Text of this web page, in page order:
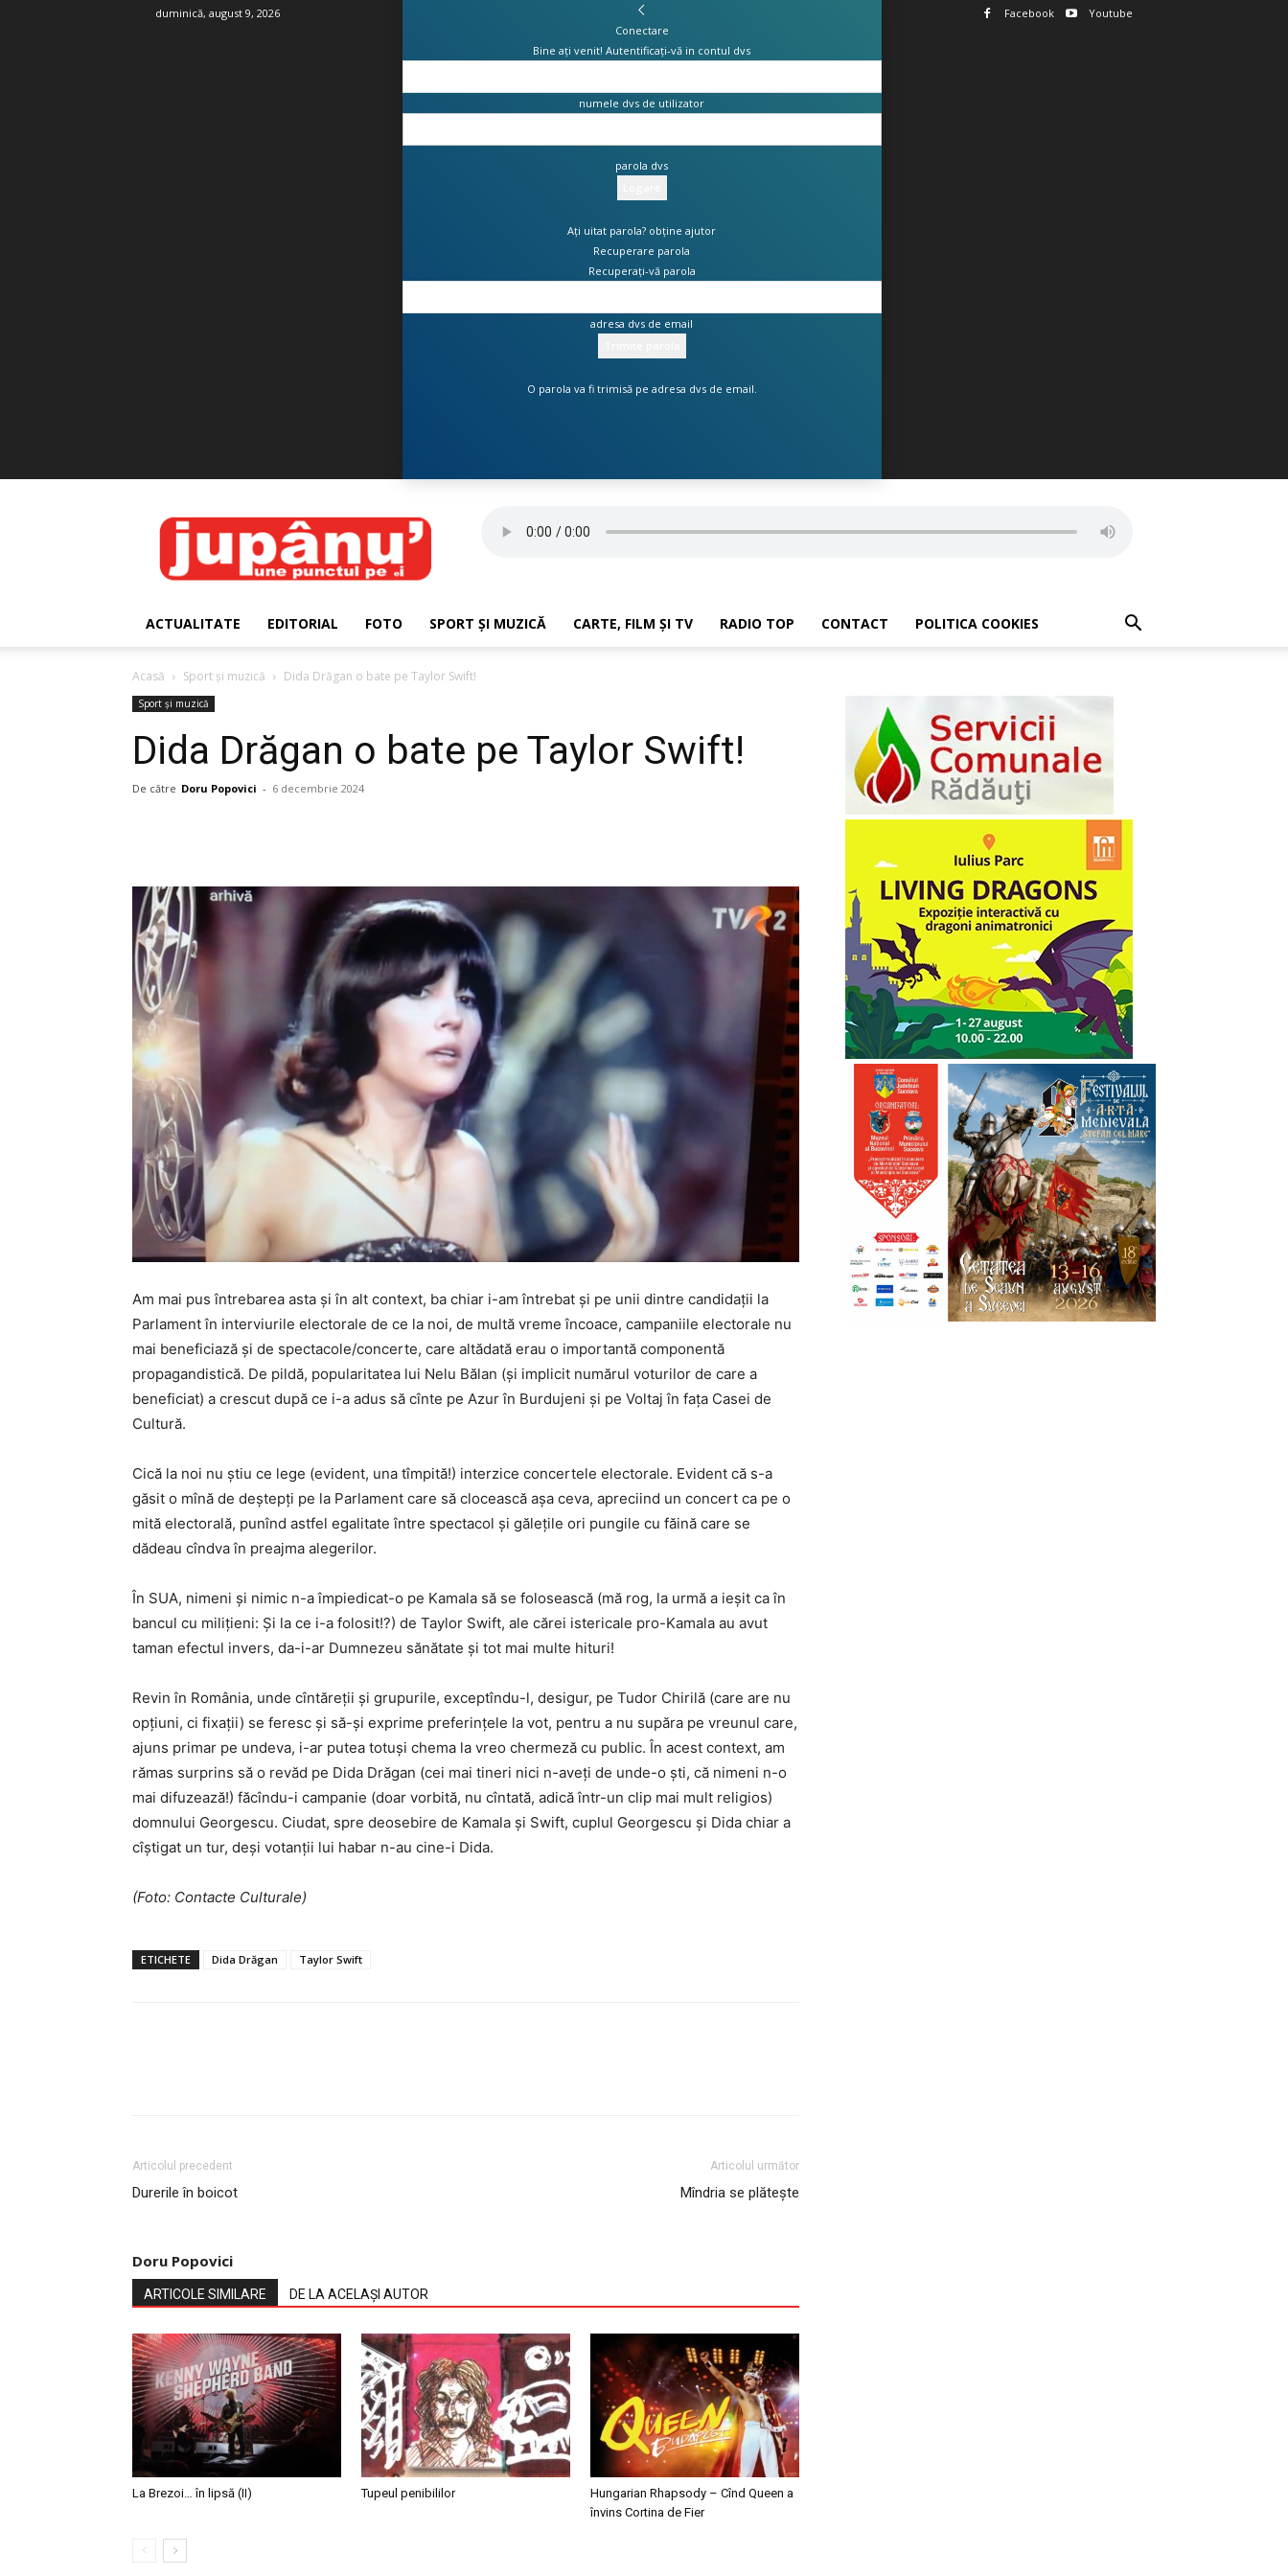
duminică, august 9, 2026 Facebook
Youtube
Conectare
Bine ați venit! Autentificați-vă in contul dvs
numele dvs de utilizator
parola dvs
Ați uitat parola? obține ajutor
Recuperare parola
Recuperați-vă parola
adresa dvs de email
O parola va fi trimisă pe adresa dvs de email.
JUPÂNU'
ACTUALITATE EDITORIAL FOTO SPORT ȘI MUZICĂ CARTE, FILM ȘI TV RADIO TOP CONTACT POLITICA COOKIES
Acasă Sport și muzică Dida Drăgan o bate pe Taylor Swift!
Sport și muzică
Dida Drăgan o bate pe Taylor Swift!
De către Doru Popovici - 6 decembrie 2024
Am mai pus întrebarea asta și în alt context, ba chiar i-am întrebat și pe unii dintre candidații la
Parlament în interviurile electorale de ce la noi, de multă vreme încoace, campaniile electorale nu
mai beneficiază și de spectacole/concerte, care altădată erau o importantă componentă
propagandistică. De pildă, popularitatea lui Nelu Bălan (și implicit numărul voturilor de care a
beneficiat) a crescut după ce i-a adus să cînte pe Azur în Burdujeni și pe Voltaj în fața Casei de
Cultură.
Cică la noi nu știu ce lege (evident, una tîmpită!) interzice concertele electorale. Evident că s-a
găsit o mînă de deștepți pe la Parlament care să clocească așa ceva, apreciind un concert ca pe o
mită electorală, punînd astfel egalitate între spectacol și gălețile ori pungile cu făină care se
dădeau cîndva în preajma alegerilor.
În SUA, nimeni și nimic n-a împiedicat-o pe Kamala să se folosească (mă rog, la urmă a ieșit ca în
bancul cu milițieni: Și la ce i-a folosit!?) de Taylor Swift, ale cărei istericale pro-Kamala au avut
taman efectul invers, da-i-ar Dumnezeu sănătate și tot mai multe hituri!
Revin în România, unde cîntăreții și grupurile, exceptîndu-l, desigur, pe Tudor Chirilă (care are nu
opțiuni, ci fixații) se feresc și să-și exprime preferințele la vot, pentru a nu supăra pe vreunul care,
ajuns primar pe undeva, i-ar putea totuși chema la vreo chermeză cu public. În acest context, am
rămas surprins să o revăd pe Dida Drăgan (cei mai tineri nici n-aveți de unde-o ști, că nimeni n-o
mai difuzează!) făcîndu-i campanie (doar vorbită, nu cîntată, adică într-un clip mai mult religios)
domnului Georgescu. Ciudat, spre deosebire de Kamala și Swift, cuplul Georgescu și Dida chiar a
cîștigat un tur, deși votanții lui habar n-au cine-i Dida.
(Foto: Contacte Culturale)
ETICHETE Dida Drăgan Taylor Swift
Articolul precedent
Durerile în boicot
Articolul următor
Mîndria se plătește
Doru Popovici
ARTICOLE SIMILARE DE LA ACELAȘI AUTOR
La Brezoi… în lipsă (II) Tupeul penibililor
Hungarian Rhapsody – Cînd Queen a
învins Cortina de Fier